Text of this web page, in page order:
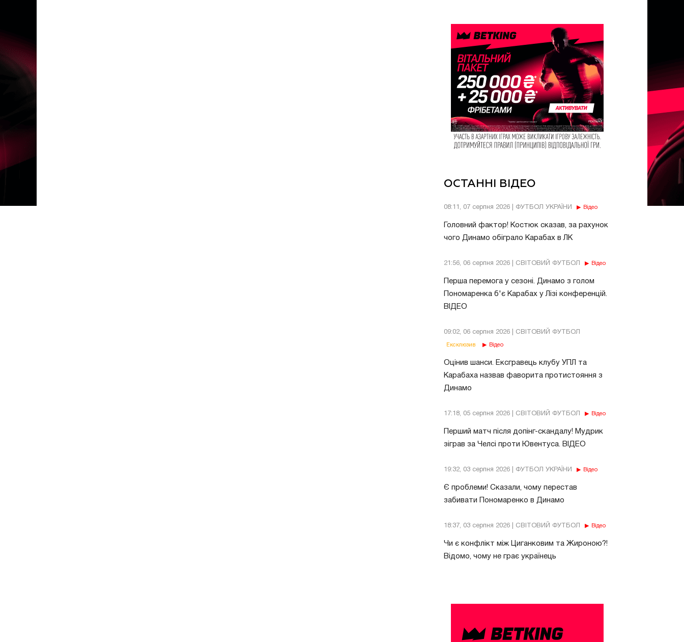
ОСТАННІ ВІДЕО
08:11, 07 серпня 2026 | ФУТБОЛ УКРАЇНИ Відео
Головний фактор! Костюк сказав, за рахунок
чого Динамо обіграло Карабах в ЛК
21:56, 06 серпня 2026 | СВІТОВИЙ ФУТБОЛ Відео
Перша перемога у сезоні. Динамо з голом
Пономаренка б'є Карабах у Лізі конференцій.
ВІДЕО
09:02, 06 серпня 2026 | СВІТОВИЙ ФУТБОЛ
Ексклюзив Відео
Оцінив шанси. Ексгравець клубу УПЛ та
Карабаха назвав фаворита протистояння з
Динамо
17:18, 05 серпня 2026 | СВІТОВИЙ ФУТБОЛ Відео
Перший матч після допінг-скандалу! Мудрик
зіграв за Челсі проти Ювентуса. ВІДЕО
19:32, 03 серпня 2026 | ФУТБОЛ УКРАЇНИ Відео
Є проблеми! Сказали, чому перестав
забивати Пономаренко в Динамо
18:37, 03 серпня 2026 | СВІТОВИЙ ФУТБОЛ Відео
Чи є конфлікт між Циганковим та Жироною?!
Відомо, чому не грає українець